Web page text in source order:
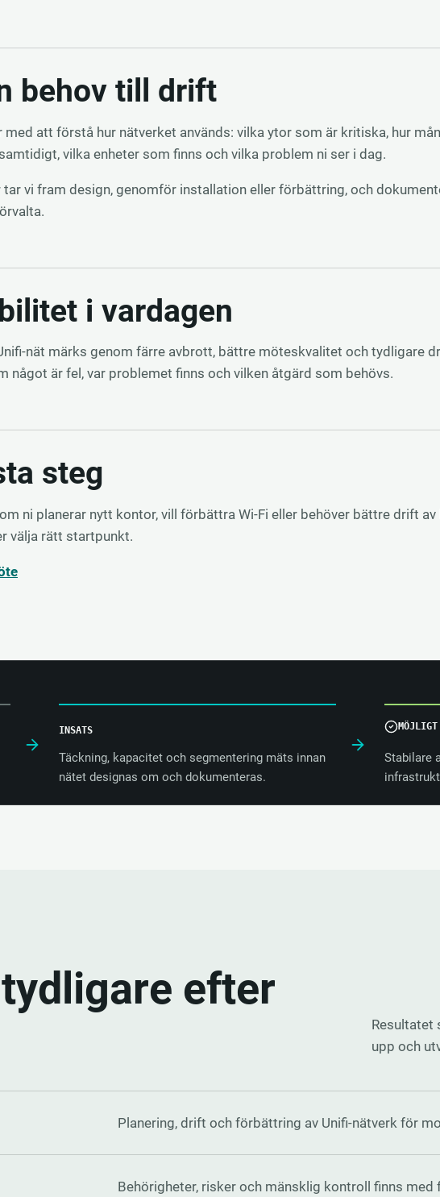
behov till drift
med att förstå hur nätverket används: vilka ytor som är kritiska, hur
vilka enheter som finns och vilka problem ni ser i dag.
tar vi fram design, genomför installation eller förbättring, och
i vardagen
nät märks genom färre avbrott, bättre möteskvalitet och tydligare
något är fel, var problemet finns och vilken åtgärd som behövs.
steg
ni planerar nytt kontor, vill förbättra Wi-Fi eller behöver bättre drift
välja rätt startpunkt.
INSATS
Täckning, kapacitet och segmentering mäts innan
nätet designas om och dokumenteras.
Stabilare
efter
Resultatet
upp och
Planering, drift och förbättring av Unifi-nätverk för
Behörigheter, risker och mänsklig kontroll finns med